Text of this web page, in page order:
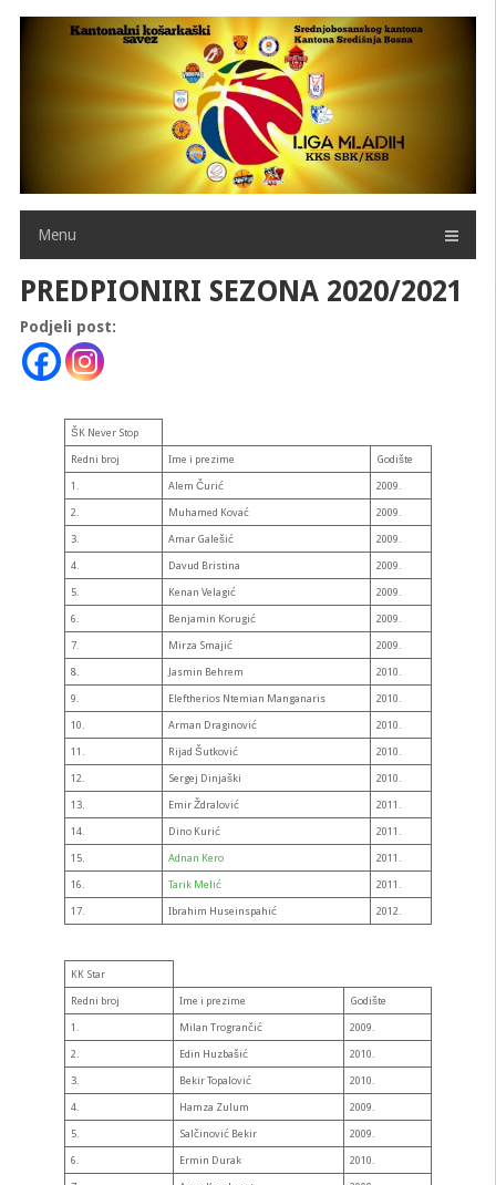
Menu
PREDPIONIRI SEZONA 2020/2021
Podjeli post:
ŠK Never Stop
Redni broj Ime i prezime Godište
1. Alem Čurić 2009.
2. Muhamed Kovać 2009.
3. Amar Galešić 2009.
4. Davud Bristina 2009.
5. Kenan Velagić 2009.
6. Benjamin Korugić 2009.
7. Mirza Smajić 2009.
8. Jasmin Behrem 2010.
9. Eleftherios Ntemian Manganaris 2010.
10. Arman Draginović 2010.
11. Rijad Šutković 2010.
12. Sergej Dinjaški 2010.
13. Emir Ždralović 2011.
14. Dino Kurić 2011.
15. Adnan Kero 2011.
16. Tarik Melić 2011.
17. Ibrahim Huseinspahić 2012.
KK Star
Redni broj Ime i prezime Godište
1. Milan Trogrančić 2009.
2. Edin Huzbašić 2010.
3. Bekir Topalović 2010.
4. Hamza Zulum 2009.
5. Salčinović Bekir 2009.
6. Ermin Durak 2010.